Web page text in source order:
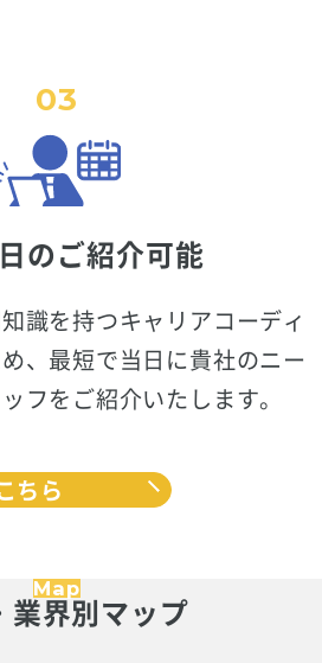
03
のご紹介可能
識を持つキャリアコーディ
、最短で当日に貴社のニー
フをご紹介いたします。
ちら
Map
業界別マップ